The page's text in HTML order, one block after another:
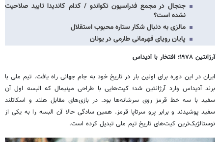
جنجال در مجمع فدراسیون تکواندو / کدام کاندیدا تایید صلاحیت
نشده است؟
مالزی به دنبال شکار ستاره محبوب استقلال
پایان رویای قهرمانی طارمی در یونان
آرژانتین
ایران در این دوره برای اولین بار در تاریخ خود به جام جهانی راه یافت. تیم ملی با
برند آدیداس وارد آرژانتین شد؛ کیت‌هایی با طراحی مینیمال که البسه اول آن
سفید با سه خط قرمز روی سرشانه‌ها بود. در بازی‌های مقابل هلند و اسکاتلند
سفید پوشیدند و برابر پرو سرتاپا قرمز. همین سادگی حالا آن البسه را به یکی از
نوستالژیک‌ترین کیت‌های تاریخ تیم ملی تبدیل کرده است.